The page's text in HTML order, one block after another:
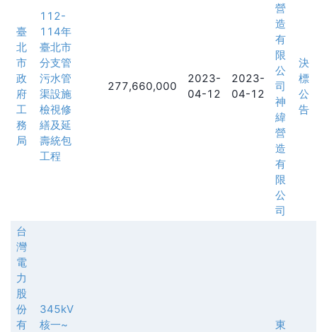
臺
北
市
政
府
工
務
局
112-
114年
臺北市
分支管
污水管
渠設施
檢視修
繕及延
壽統包
工程
277,660,000
2023-
04-12
2023-
04-12
營
造
有
限
公
司
神
緯
營
造
有
限
公
司
決
標
公
告
台
灣
電
力
股
份
有
345kV
核一~
東